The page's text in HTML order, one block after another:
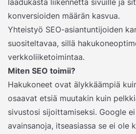
laadukasta liikennettä sivuille ja
konversioiden määrän kasvua.
Yhteistyö SEO-asiantuntijoiden
suositeltavaa, sillä
verkkoliiketoimintaa.
Miten SEO toimii?
Hakukoneet ovat älykkäämpiä
osaavat etsiä muutakin kuin
sivustosi sijoittamiseksi. Google
avainsanoja, itseasiassa se ei ole